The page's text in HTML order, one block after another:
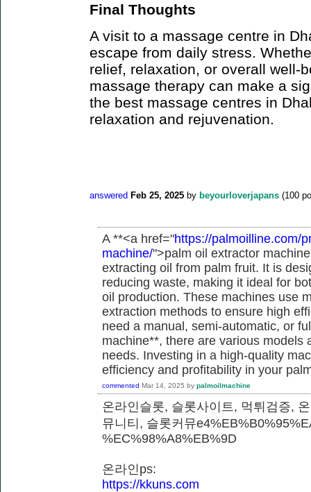
Final Thoughts
A visit to a massage centre in
escape from daily stress.
relief, relaxation, or overall well-
massage therapy can make a
the best massage centres in
relaxation and rejuvenation.
answered Feb 25, 2025 by beyourloverjapans (100
A **<a href="https://palmoilline.com/
machine/">palm oil extractor
extracting oil from palm fruit. It is
reducing waste, making it ideal for
oil production. These machines use
extraction methods to ensure high
need a manual, semi-automatic, or
machine**, there are various models
needs. Investing in a high-quality
efficiency and profitability in your
commented Mar 14, 2025 by palmoilmachine
온라인슬롯, 슬롯사이트, 먹튀검증,
뮤니티, 슬롯커뮤
%EC%98%A8%EB%9D
온라인ps:
https://kkuns.com